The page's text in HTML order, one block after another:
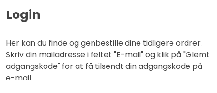
Login
Her kan du finde og genbestille dine tidligere ordrer.
Skriv din mailadresse i feltet "E-mail" og klik på "Glemt
adgangskode" for at få tilsendt din adgangskode på
e-mail.